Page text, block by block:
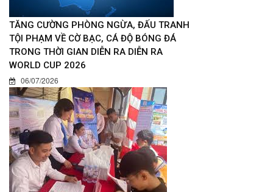
TĂNG CƯỜNG PHÒNG NGỪA, ĐẤU TRANH
TỘI PHẠM VỀ CỜ BẠC, CÁ ĐỘ BÓNG ĐÁ
TRONG THỜI GIAN DIỄN RA DIỄN RA
WORLD CUP 2026
06/07/2026